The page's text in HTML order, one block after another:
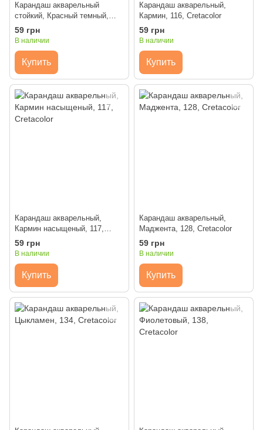
Карандаш акварельный
стойкий, Красный темный,
115, Cretacolor
59 грн
В наличии
Купить
Карандаш акварельный,
Кармин, 116, Cretacolor
59 грн
В наличии
Купить
Карандаш акварельный,
Кармин насыщеный, 117,
Cretacolor
59 грн
В наличии
Купить
Карандаш акварельный,
Маджента, 128, Cretacolor
59 грн
В наличии
Купить